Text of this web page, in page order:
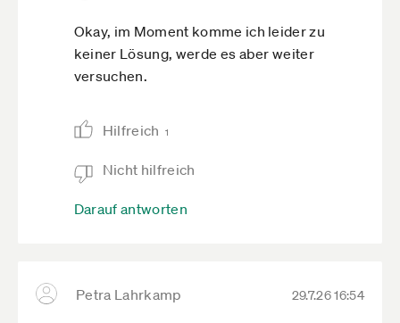
Okay, im Moment komme ich leider zu
keiner Lösung, werde es aber weiter
versuchen.
Hilfreich 1
Nicht hilfreich
Darauf antworten
Petra Lahrkamp 29.7.26 16:54